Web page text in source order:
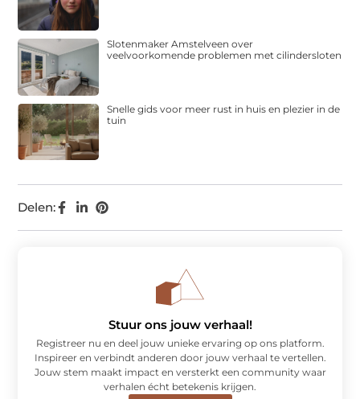
Delen:
Slotenmaker Amstelveen over
veelvoorkomende problemen met cilindersloten
Snelle gids voor meer rust in huis en plezier in de
tuin
Stuur ons jouw verhaal!
Registreer nu en deel jouw unieke ervaring op ons platform.
Inspireer en verbindt anderen door jouw verhaal te vertellen.
Jouw stem maakt impact en versterkt een community waar
verhalen écht betekenis krijgen.